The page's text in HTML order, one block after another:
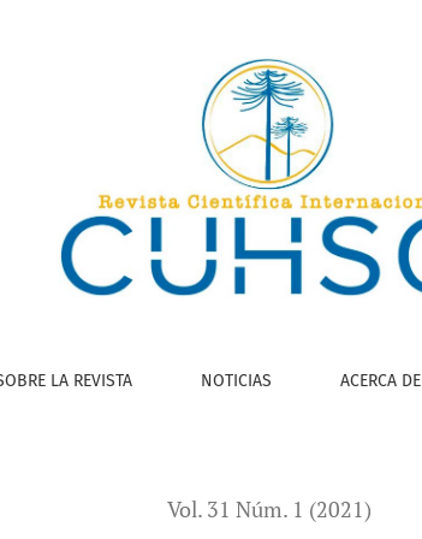
estudio del trabajo en América Latina
LA REVISTA NOTICIAS ACERCA DE
Vol. 31 Núm. 1 (2021)